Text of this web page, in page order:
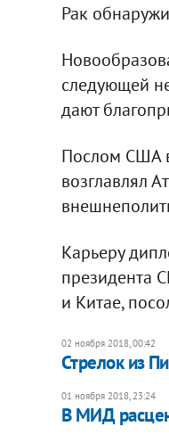
Рак
следующей
дают
Послом США
возглавлял
Карьеру
президента
и Китае,
02 ноября 2018, 00:42
Стрелок из
01 ноября 2018, 23:24
В МИД